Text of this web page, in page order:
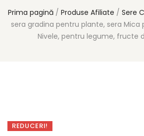
Prima pagină Produse Afiliate Sere
sera gradina pentru plante, sera Mica
Nivele, pentru legume, fructe
REDUCERI!